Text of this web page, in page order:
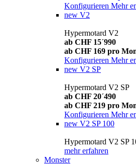
Konfigurieren Mehr
new V2
Hypermotard V2
ab CHF 15´990
ab CHF 169 pro
Konfigurieren Mehr
new V2 SP
Hypermotard V2 SP
ab CHF 20´490
ab CHF 219 pro
Konfigurieren Mehr
new V2 SP 100
Hypermotard V2 SP
mehr erfahren
Monster